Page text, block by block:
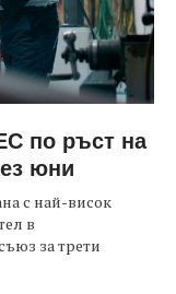
по ръст на
юни
с най-висок
в
за трети